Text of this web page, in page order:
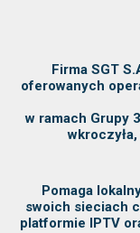
Firma SGT
oferowanych
w ramach Grupy
Pomaga
swoich sieciach
platformie IPTV